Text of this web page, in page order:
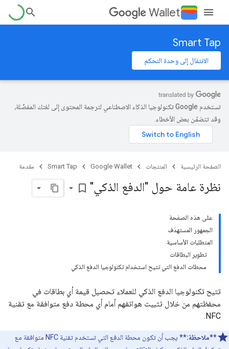
Wallet
Smart Tap
الانتقال إلى وحدة التحكم
تستخدم Google تكنولوجيا الذكاء الاصطناعي لترجمة المحتوى إلى لغتك المفضّلة،
وقد تتضمّن بعض الأخطاء.
الصفحة الرئيسية المنتجات Google Wallet
Smart Tap مقدمة
نظرة عامة حول "الدفع الذكي" bookmark_border
على هذه الصفحة
الجمهور المستهدَف
المتطلبات الأساسية
تطوير البطاقات
محطات الدفع التي تتيح استخدام تكنولوجيا الدفع الذكي
تتيح تكنولوجيا الدفع الذكي للعملاء تحصيل قيمة أي بطاقات في
محفظتهم من خلال تثبيت هواتفهم أمام أي محطة دفع متوافقة مع تقنية
NFC.
**ملاحظة:**
يجب أن تكون محطة الدفع التي تستخدم تقنية NFC متوافقة مع